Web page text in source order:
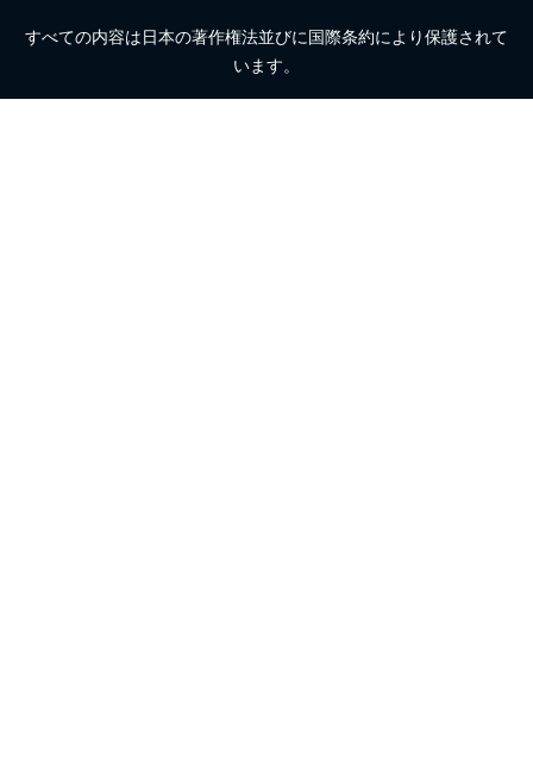
すべての内容は日本の著作権法並びに国際条約により保護されて
います。